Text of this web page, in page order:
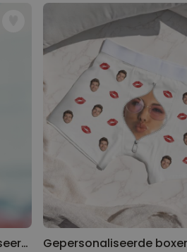
Gepersonaliseerde boxershort
met gezicht en tekst
Meer dan
Polaroid-look
Gepersonaliseerde
Geurhanger set van 2
Meer dan
13.900
keer
gekocht
Gepersonaliseerd houten blok
waar het begon
Meer dan
1.900keer
gekocht
24,99 €
Polaroid-look Gepersonaliseerde Geurhanger set van 2